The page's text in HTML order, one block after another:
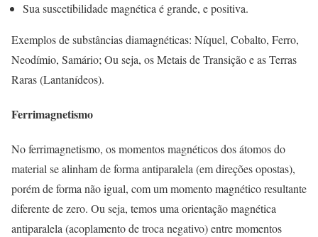
Sua suscetibilidade magnética é grande, e positiva.
Exemplos de substâncias diamagnéticas: Níquel, Cobalto, Ferro,
Neodímio, Samário; Ou seja, os Metais de Transição e as Terras
Raras (Lantanídeos).
Ferrimagnetismo
No ferrimagnetismo, os momentos magnéticos dos átomos do
material se alinham de forma antiparalela (em direções opostas),
porém de forma não igual, com um momento magnético resultante
diferente de zero. Ou seja, temos uma orientação magnética
antiparalela (acoplamento de troca negativo) entre momentos